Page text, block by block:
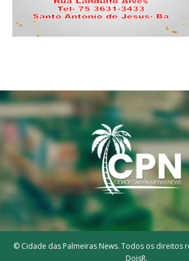
© Cidade das Palmeiras News. Todos os direitos
DoisR.